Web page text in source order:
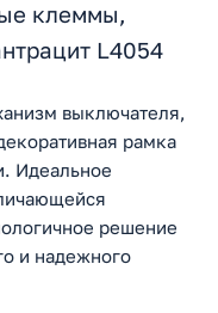
клеммы,
L4054
выключателя,
рамка
Идеальное
решение
и надежного